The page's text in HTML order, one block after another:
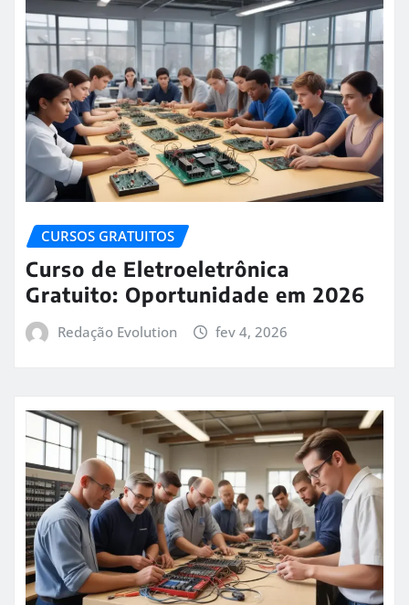
CURSOS GRATUITOS
Curso de Eletroeletrônica
Gratuito: Oportunidade em 2026
Redação Evolution fev 4, 2026